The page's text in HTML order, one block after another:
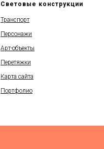
Световые конструкции
Транспорт
Персонажи
Арт-объекты
Перетяжки
Карта сайта
Портфолио